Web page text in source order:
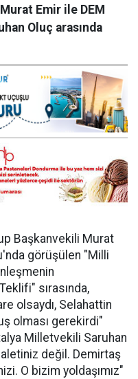
Emir ile DEM
Oluç arasında
Başkanvekili Murat
görüşülen "Milli
sırasında,
olsaydı, Selahattin
olması gerekirdi"
Milletvekili Saruhan
aletiniz değil. Demirtaş
O bizim yoldaşımız"